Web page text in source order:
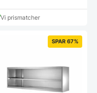
Vi prismatcher
SPAR 67%